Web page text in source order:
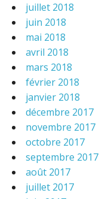
juillet 2018
juin 2018
mai 2018
avril 2018
mars 2018
février 2018
janvier 2018
décembre 2017
novembre 2017
octobre 2017
septembre 2017
août 2017
juillet 2017